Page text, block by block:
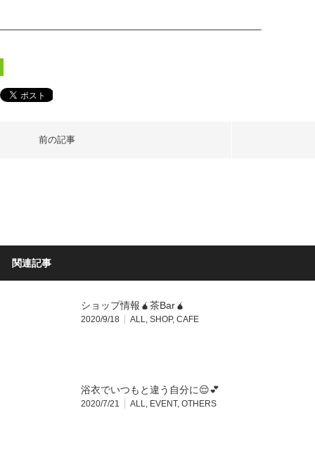
——————————————————————————–
前の記事
関連記事
ショップ情報🧉茶Bar🧉
2020/9/18 ALL, SHOP, CAFE
浴衣でいつもと違う自分に😌💕
2020/7/21 ALL, EVENT, OTHERS